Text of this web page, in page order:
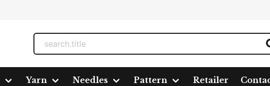
Yarn Needles Pattern Retailer